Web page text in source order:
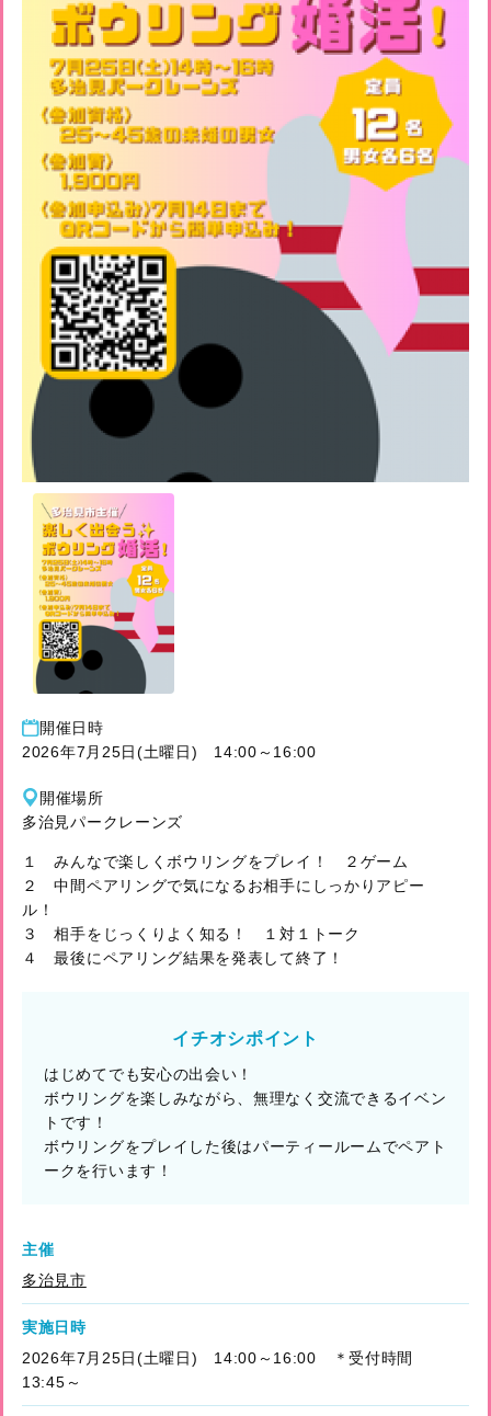
開催⽇時
2026年7月25日(土曜日) 14:00～16:00
開催場所
多治見パークレーンズ
１ みんなで楽しくボウリングをプレイ！ ２ゲーム
２ 中間ペアリングで気になるお相手にしっかりアピー
ル！
３ 相手をじっくりよく知る！ １対１トーク
４ 最後にペアリング結果を発表して終了！
イチオシポイント
はじめてでも安心の出会い！
ボウリングを楽しみながら、無理なく交流できるイベン
トです！
ボウリングをプレイした後はパーティールームでペアト
ークを行います！
主催
多治見市
実施日時
2026年7月25日(土曜日) 14:00～16:00 ＊受付時間
13:45～